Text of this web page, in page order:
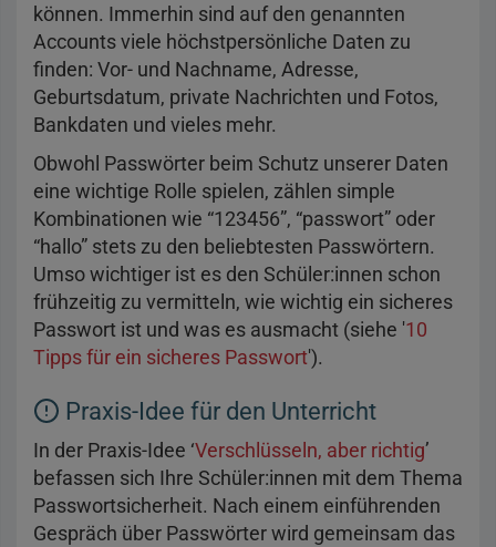
können. Immerhin sind auf den genannten
Accounts viele höchstpersönliche Daten zu
finden: Vor- und Nachname, Adresse,
Geburtsdatum, private Nachrichten und Fotos,
Bankdaten und vieles mehr.
Obwohl Passwörter beim Schutz unserer Daten
eine wichtige Rolle spielen, zählen simple
Kombinationen wie “123456”, “passwort” oder
“hallo” stets zu den beliebtesten Passwörtern.
Umso wichtiger ist es den Schüler:innen schon
frühzeitig zu vermitteln, wie wichtig ein sicheres
Passwort ist und was es ausmacht (siehe '10
Tipps für ein sicheres Passwort').
Praxis-Idee für den Unterricht
In der Praxis-Idee ‘Verschlüsseln, aber richtig’
befassen sich Ihre Schüler:innen mit dem Thema
Passwortsicherheit. Nach einem einführenden
Gespräch über Passwörter wird gemeinsam das